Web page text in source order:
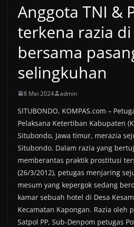
Anggota TNI &
terkena razia
bersama
selingkuhan
8 Mei 2024 admin
SITUBONDO, KOMPAS.com –
Pelaksana Ketertiban Kabupaten
Situbondo, Jawa timur, merazia
Situbondo. Dalam razia yang
memberantas praktik prostitusi
(26/3/2012), petugas menjaring
mesum yang kepergok sedang
kamar sebuah hotel di Desa
Kecamatan Kapongan. Razia oleh
Satpol PP, Sub-Denpom petugas